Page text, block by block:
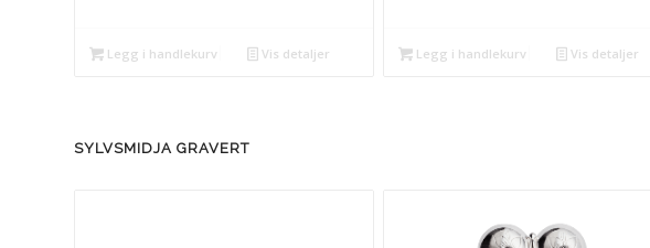
Legg i handlekurv Vis detaljer Legg i handlekurv Vis detaljer
SYLVSMIDJA GRAVERT